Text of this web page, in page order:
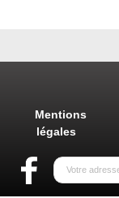
Mentions
légales